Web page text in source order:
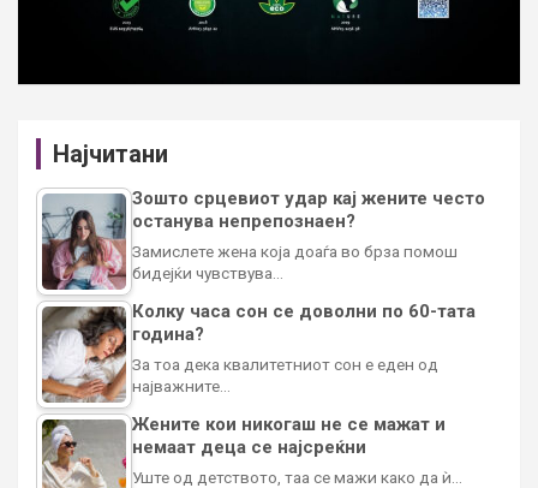
Најчитани
Зошто срцевиот удар кај жените често
останува непрепознаен?
Замислете жена која доаѓа во брза помош
бидејќи чувствува…
Колку часа сон се доволни по 60-тата
година?
За тоа дека квалитетниот сон е еден од
најважните…
Жените кои никогаш не се мажат и
немаат деца се најсреќни
Уште од детството, таа се мажи како да ѝ…